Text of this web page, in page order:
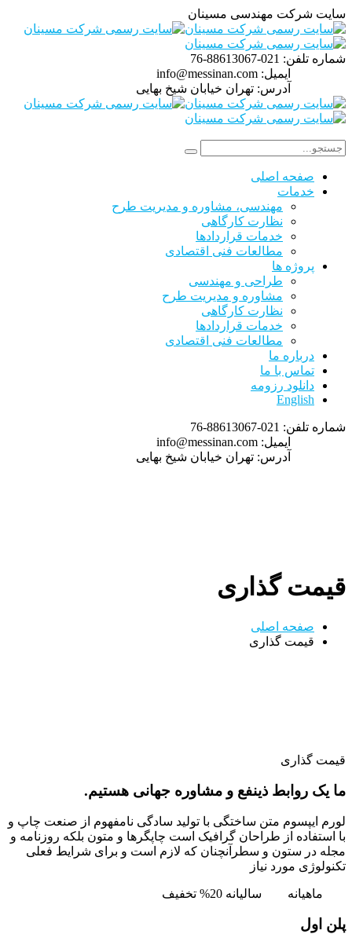
سایت شرکت مهندسی مسینان
شماره تلفن: 021-88613067-76
ایمیل: info@messinan.com
آدرس: تهران خیابان شیخ بهایی
صفحه اصلی
خدمات
مهندسی، مشاوره و مدیریت طرح
نظارت کارگاهی
خدمات قراردادها
مطالعات فنی اقتصادی
پروژه ها
طراحی و مهندسی
مشاوره و مدیریت طرح
نظارت کارگاهی
خدمات قراردادها
مطالعات فنی اقتصادی
درباره ما
تماس با ما
دانلود رزومه
English
شماره تلفن: 021-88613067-76
ایمیل: info@messinan.com
آدرس: تهران خیابان شیخ بهایی
قیمت گذاری
صفحه اصلی
قیمت گذاری
قیمت گذاری
ما یک روابط ذینفع و مشاوره جهانی هستیم.
لورم ایپسوم متن ساختگی با تولید سادگی نامفهوم از صنعت چاپ و
با استفاده از طراحان گرافیک است چاپگرها و متون بلکه روزنامه و
مجله در ستون و سطرآنچنان که لازم است و برای شرایط فعلی
تکنولوژی مورد نیاز
ماهیانه سالیانه 20% تخفیف
پلن اول